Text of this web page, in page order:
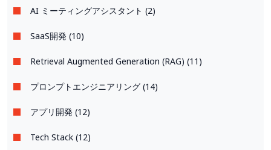
AI ミーティングアシスタント (2)
SaaS開発 (10)
Retrieval Augmented Generation (RAG) (11)
プロンプトエンジニアリング (14)
アプリ開発 (12)
Tech Stack (12)